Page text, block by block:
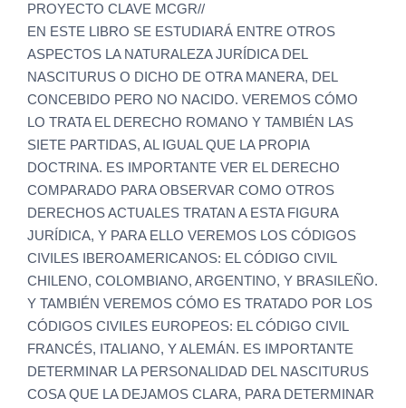
PROYECTO CLAVE MCGR//
EN ESTE LIBRO SE ESTUDIARÁ ENTRE OTROS
ASPECTOS LA NATURALEZA JURÍDICA DEL
NASCITURUS O DICHO DE OTRA MANERA, DEL
CONCEBIDO PERO NO NACIDO. VEREMOS CÓMO
LO TRATA EL DERECHO ROMANO Y TAMBIÉN LAS
SIETE PARTIDAS, AL IGUAL QUE LA PROPIA
DOCTRINA. ES IMPORTANTE VER EL DERECHO
COMPARADO PARA OBSERVAR COMO OTROS
DERECHOS ACTUALES TRATAN A ESTA FIGURA
JURÍDICA, Y PARA ELLO VEREMOS LOS CÓDIGOS
CIVILES IBEROAMERICANOS: EL CÓDIGO CIVIL
CHILENO, COLOMBIANO, ARGENTINO, Y BRASILEÑO.
Y TAMBIÉN VEREMOS CÓMO ES TRATADO POR LOS
CÓDIGOS CIVILES EUROPEOS: EL CÓDIGO CIVIL
FRANCÉS, ITALIANO, Y ALEMÁN. ES IMPORTANTE
DETERMINAR LA PERSONALIDAD DEL NASCITURUS
COSA QUE LA DEJAMOS CLARA, PARA DETERMINAR